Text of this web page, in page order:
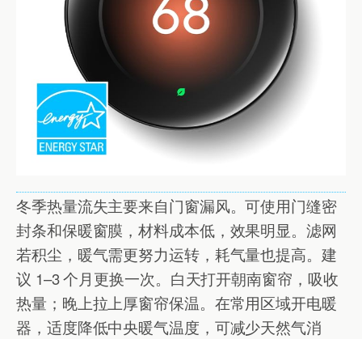
冬季热量流失主要来自门窗漏风。可使用门缝密
封条和保暖窗膜，材料成本低，效果明显。滤网
若积尘，暖气需更努力运转，耗气量也提高。建
议 1–3 个月更换一次。白天打开朝南窗帘，吸收
热量；晚上拉上厚窗帘保温。在常用区域开电暖
器，适度降低中央暖气温度，可减少天然气消